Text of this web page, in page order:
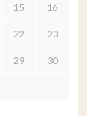
15 16
22 23
29 30